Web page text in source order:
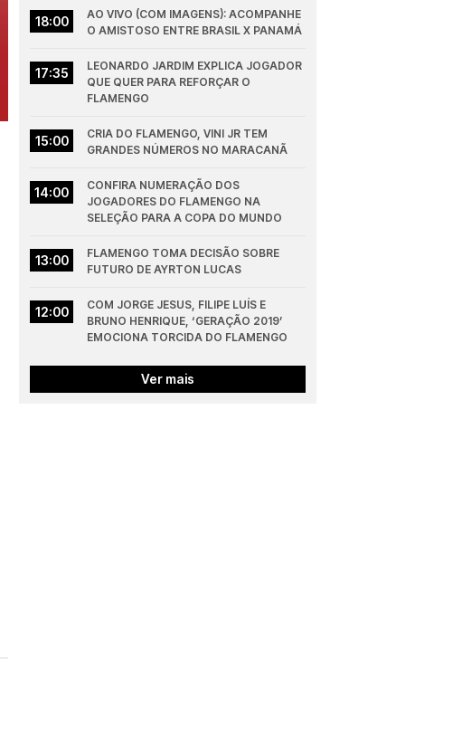
18:00
AO VIVO (COM IMAGENS): ACOMPANHE
O AMISTOSO ENTRE BRASIL X PANAMÁ
17:35
LEONARDO JARDIM EXPLICA JOGADOR
QUE QUER PARA REFORÇAR O
FLAMENGO
15:00
CRIA DO FLAMENGO, VINI JR TEM
GRANDES NÚMEROS NO MARACANÃ
14:00
CONFIRA NUMERAÇÃO DOS
JOGADORES DO FLAMENGO NA
SELEÇÃO PARA A COPA DO MUNDO
13:00
FLAMENGO TOMA DECISÃO SOBRE
FUTURO DE AYRTON LUCAS
12:00
COM JORGE JESUS, FILIPE LUÍS E
BRUNO HENRIQUE, ‘GERAÇÃO 2019’
EMOCIONA TORCIDA DO FLAMENGO
Ver mais